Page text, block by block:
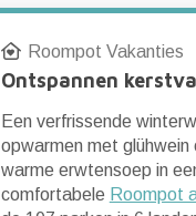
Roompot Vakanties
Ontspannen
Een verfrissende
opwarmen met glühwein
warme erwtensoep in
comfortabele Roompot